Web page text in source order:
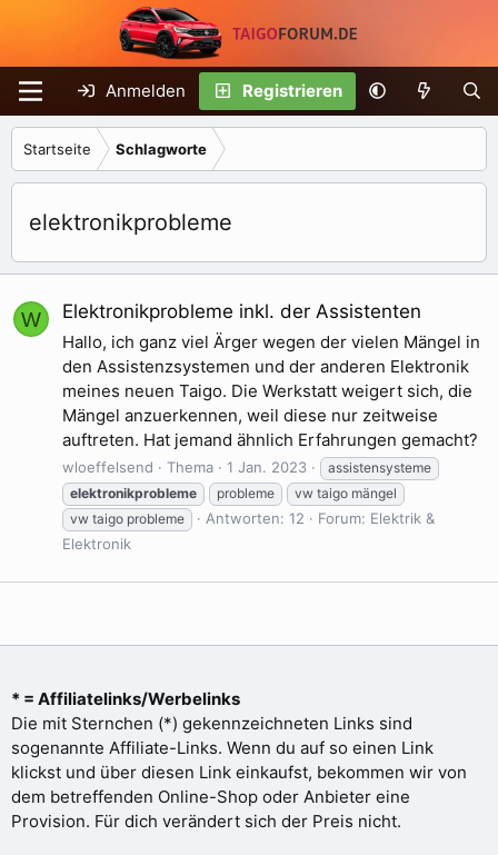
Anmelden Registrieren
Startseite Schlagworte
elektronikprobleme
W Elektronikprobleme inkl. der Assistenten
Hallo, ich ganz viel Ärger wegen der vielen Mängel in
den Assistenzsystemen und der anderen Elektronik
meines neuen Taigo. Die Werkstatt weigert sich, die
Mängel anzuerkennen, weil diese nur zeitweise
auftreten. Hat jemand ähnlich Erfahrungen gemacht?
wloeffelsend Thema 1 Jan. 2023
assistensysteme
elektronikprobleme
probleme
vw taigo mängel
vw taigo probleme
Antworten: 12 Forum: Elektrik &
Elektronik
* = Affiliatelinks/Werbelinks
Die mit Sternchen (*) gekennzeichneten Links sind
sogenannte Affiliate-Links. Wenn du auf so einen Link
klickst und über diesen Link einkaufst, bekommen wir von
dem betreffenden Online-Shop oder Anbieter eine
Provision. Für dich verändert sich der Preis nicht.